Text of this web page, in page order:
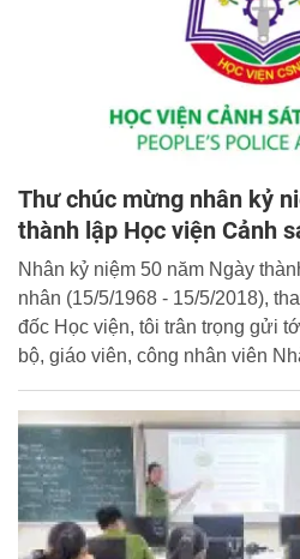
Thư chúc mừng nhân kỷ
thành lập Học viện Cảnh
Nhân kỷ niệm 50 năm Ngày
nhân (15/5/1968 - 15/5/2018),
đốc Học viện, tôi trân trọng gửi
bộ, giáo viên, công nhân viên